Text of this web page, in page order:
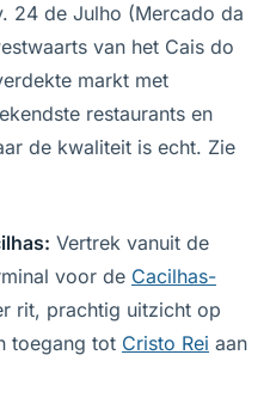
24 de Julho (Mercado da
van het Cais do
markt met
restaurants en
de kwaliteit is echt. Zie
Vertrek vanuit de
voor de Cacilhas-
rit, prachtig uitzicht op
toegang tot Cristo Rei aan